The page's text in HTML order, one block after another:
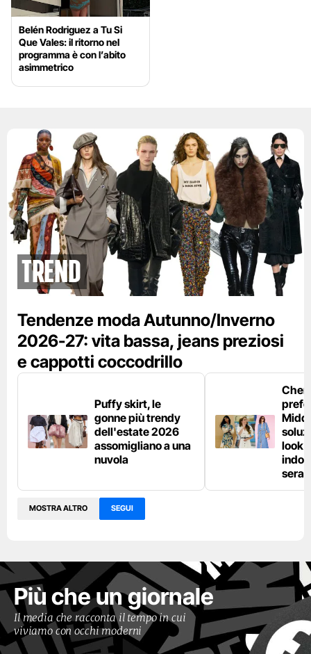
Belén Rodriguez a Tu Si
Que Vales: il ritorno nel
programma è con l’abito
asimmetrico
Trend
Tendenze moda Autunno/Inverno
2026-27: vita bassa, jeans preziosi
e cappotti coccodrillo
Puffy skirt, le
gonne più trendy
dell'estate 2026
assomigliano a una
nuvola
look
sera
MOSTRA ALTRO SEGUI
Più che un giornale
Il media che racconta il tempo in cui
viviamo con occhi moderni